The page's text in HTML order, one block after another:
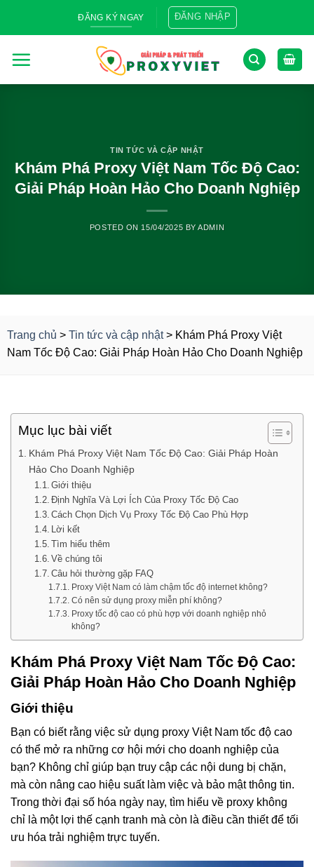
ĐĂNG KÝ NGAY ĐĂNG NHẬP
TIN TỨC VÀ CẬP NHẬT
Khám Phá Proxy Việt Nam Tốc Độ Cao:
Giải Pháp Hoàn Hảo Cho Doanh Nghiệp
POSTED ON 15/04/2025 BYADMIN
Trang chủ > Tin tức và cập nhật> Khám Phá Proxy Việt
Nam Tốc Độ Cao: Giải Pháp Hoàn Hảo Cho Doanh Nghiệp
Mục lục bài viết
Khám Phá Proxy Việt Nam Tốc Độ Cao: Giải Pháp Hoàn
Hảo Cho Doanh Nghiệp
Giới thiệu
Định Nghĩa Và Lợi Ích Của Proxy Tốc Độ Cao
Cách Chọn Dịch Vụ Proxy Tốc Độ Cao Phù Hợp
Lời kết
Tìm hiểu thêm
Về chúng tôi
Câu hỏi thường gặp FAQ
Proxy Việt Nam có làm chậm tốc độ internet không?
Có nên sử dụng proxy miễn phí không?
Proxy tốc độ cao có phù hợp với doanh nghiệp nhỏ
không?
Khám Phá Proxy Việt Nam Tốc Độ Cao:
Giải Pháp Hoàn Hảo Cho Doanh Nghiệp
Giới thiệu
Bạn có biết rằng việc sử dụng proxy Việt Nam tốc độ cao
có thể mở ra những cơ hội mới cho doanh nghiệp của
bạn? Không chỉ giúp bạn truy cập các nội dung bị chặn,
mà còn nâng cao hiệu suất làm việc và bảo mật thông tin.
Trong thời đại số hóa ngày nay, tìm hiểu về proxy không
chỉ là một lợi thế cạnh tranh mà còn là điều cần thiết để tối
ưu hóa trải nghiệm trực tuyến.